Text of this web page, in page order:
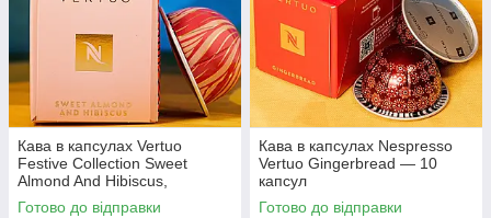
Кава в капсулах Vertuo
Festive Collection Sweet
Almond And Hibiscus,
Швейцарія (10 шт.) 230ml
Готово до відправки
Кава в капсулах Nespresso
Vertuo Gingerbread — 10
капсул
Готово до відправки